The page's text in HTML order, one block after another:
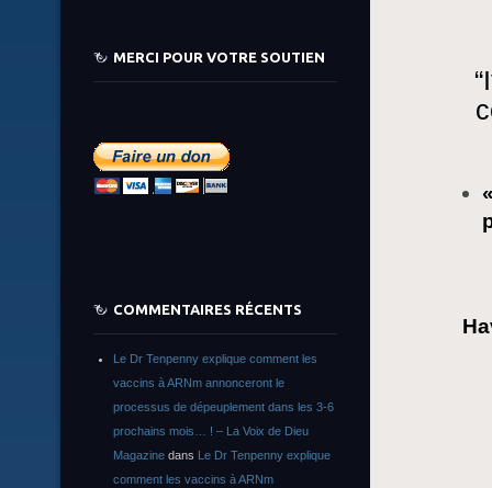
MERCI POUR VOTRE SOUTIEN
COMMENTAIRES RÉCENTS
Le Dr Tenpenny explique comment les
vaccins à ARNm annonceront le
processus de dépeuplement dans les 3-6
prochains mois… ! – La Voix de Dieu
Magazine dans Le Dr Tenpenny explique
comment les vaccins à ARNm